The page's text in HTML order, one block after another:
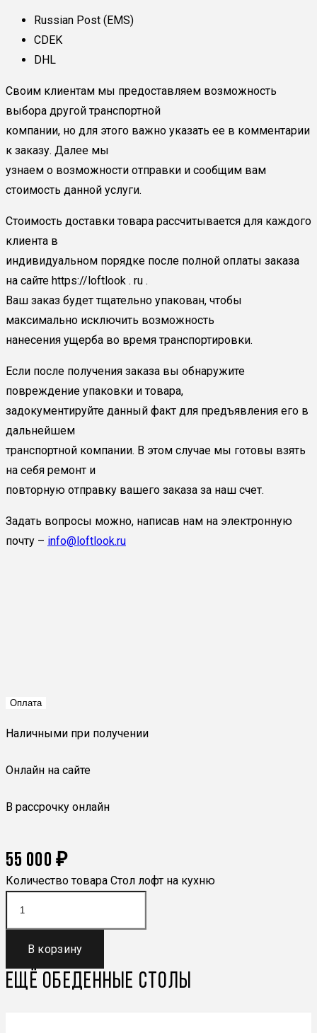
Russian Post (EMS)
CDEK
DHL
Своим клиентам мы предоставляем возможность
выбора другой транспортной
компании, но для этого важно указать ее в комментарии
к заказу. Далее мы
узнаем о возможности отправки и сообщим вам
стоимость данной услуги.
Стоимость доставки товара рассчитывается для каждого
клиента в
индивидуальном порядке после полной оплаты заказа
на сайте https://loftlook . ru .
Ваш заказ будет тщательно упакован, чтобы
максимально исключить возможность
нанесения ущерба во время транспортировки.
Если после получения заказа вы обнаружите
повреждение упаковки и товара,
задокументируйте данный факт для предъявления его в
дальнейшем
транспортной компании. В этом случае мы готовы взять
на себя ремонт и
повторную отправку вашего заказа за наш счет.
Задать вопросы можно, написав нам на электронную
почту – info@loftlook.ru
Оплата
Наличными при получении
Онлайн на сайте
В рассрочку онлайн
55 000 ₽
Количество товара Стол лофт на кухню
В корзину
Ещё Обеденные столы